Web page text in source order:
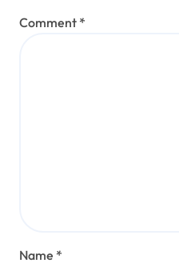
Comment *
Name *